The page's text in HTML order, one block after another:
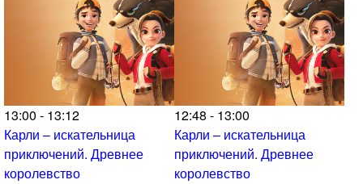
13:00 - 13:12
Карли – искательница
приключений. Древнее
королевство
12:48 - 13:00
Карли – искательница
приключений. Древнее
королевство